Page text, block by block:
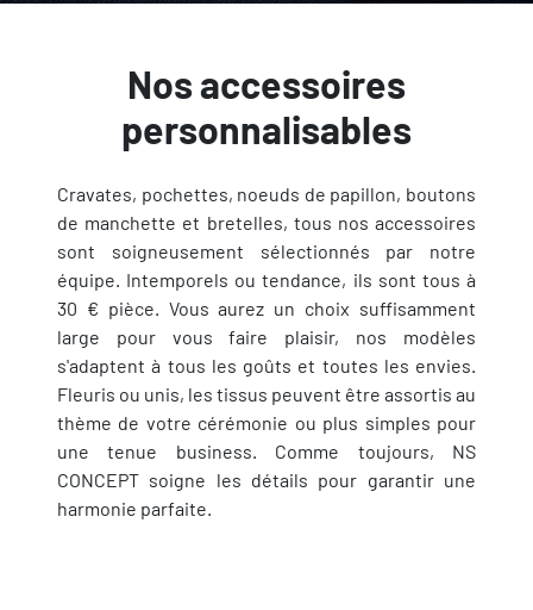
Nos accessoires
personnalisables
Cravates, pochettes, noeuds de papillon, boutons
de manchette et bretelles, tous nos accessoires
sont soigneusement sélectionnés par notre
équipe. Intemporels ou tendance, ils sont tous à
30 € pièce. Vous aurez un choix suffisamment
large pour vous faire plaisir, nos modèles
s'adaptent à tous les goûts et toutes les envies.
Fleuris ou unis, les tissus peuvent être assortis au
thème de votre cérémonie ou plus simples pour
une tenue business. Comme toujours, NS
CONCEPT soigne les détails pour garantir une
harmonie parfaite.